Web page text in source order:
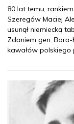
80 lat temu,
Szeregów Maciej
usunął niemiecką
Zdaniem gen.
kawałów